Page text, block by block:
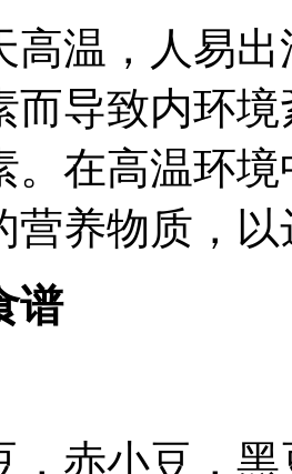
高温，人易
而导致内环
。在高温环
营养物质，
谱
，赤小豆，